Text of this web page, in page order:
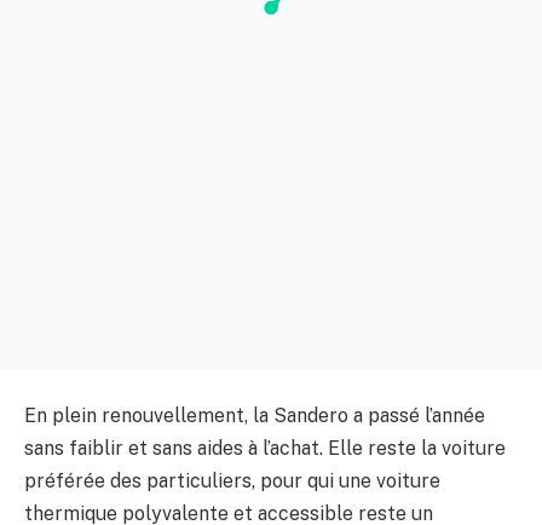
En plein renouvellement, la Sandero a passé l’année
sans faiblir et sans aides à l’achat. Elle reste la voiture
préférée des particuliers, pour qui une voiture
thermique polyvalente et accessible reste un